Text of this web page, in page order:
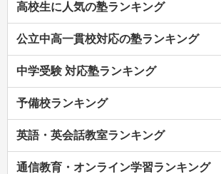
高校生に人気の塾ランキング
公立中高一貫校対応の塾ランキング
中学受験 対応塾ランキング
予備校ランキング
英語・英会話教室ランキング
通信教育・オンライン学習ランキング